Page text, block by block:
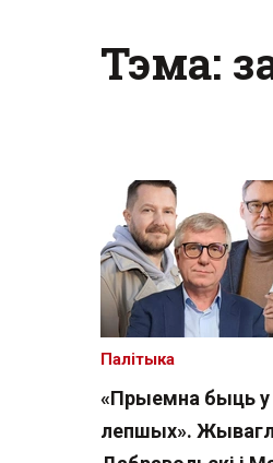
Тэма:
«Прыемна быць у
лепшых».
Палітыка